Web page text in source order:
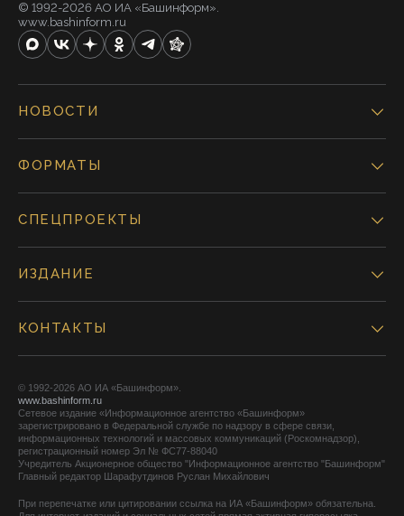
© 1992-2026 АО ИА «Башинформ».
www.bashinform.ru
НОВОСТИ
ФОРМАТЫ
СПЕЦПРОЕКТЫ
ИЗДАНИЕ
КОНТАКТЫ
© 1992-2026 АО ИА «Башинформ».
www.bashinform.ru
Сетевое издание «Информационное агентство «Башинформ»
зарегистрировано в Федеральной службе по надзору в сфере связи,
информационных технологий и массовых коммуникаций (Роскомнадзор),
регистрационный номер Эл № ФС77-88040
Учредитель Акционерное общество "Информационное агентство "Башинформ"
Главный редактор Шарафутдинов Руслан Михайлович
При перепечатке или цитировании ссылка на ИА «Башинформ» обязательна.